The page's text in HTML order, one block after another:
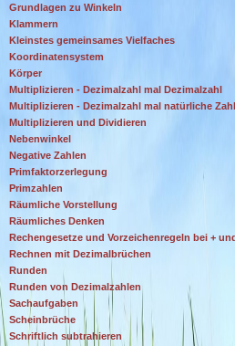
Grundlagen zu Winkeln
Klammern
Kleinstes gemeinsames Vielfaches
Koordinatensystem
Körper
Multiplizieren - Dezimalzahl mal Dezimalzahl
Multiplizieren - Dezimalzahl mal natürliche Zahl
Multiplizieren und Dividieren
Nebenwinkel
Negative Zahlen
Primfaktorzerlegung
Primzahlen
Räumliche Vorstellung
Räumliches Denken
Rechengesetze und Vorzeichenregeln bei +
Rechnen mit Dezimalbrüchen
Runden
Runden von Dezimalzahlen
Sachaufgaben
Scheinbrüche
Schriftlich subtrahieren